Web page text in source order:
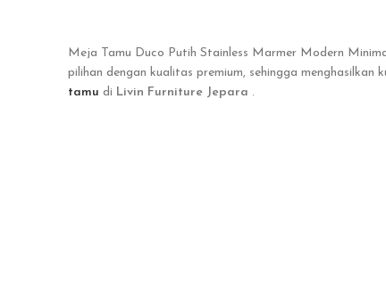
Meja Tamu Duco Putih Stainless Marmer Modern
pilihan dengan kualitas premium, sehingga
tamu di Livin Furniture Jepara .